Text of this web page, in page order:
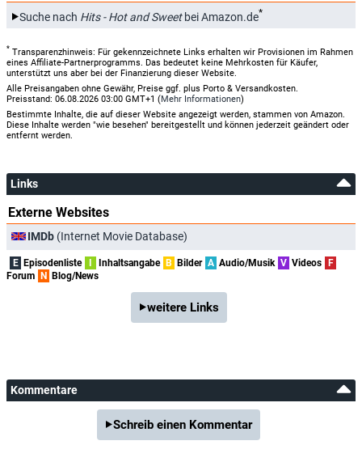
Suche nach Hits - Hot and Sweetbei Amazon.de*
* Transparenzhinweis: Für gekennzeichnete Links erhalten wir Provisionen im Rahmen
eines Affiliate-Partnerprogramms. Das bedeutet keine Mehrkosten für Käufer,
unterstützt uns aber bei der Finanzierung dieser Website.
Alle Preisangaben ohne Gewähr, Preise ggf. plus Porto & Versandkosten.
Preisstand: 06.08.2026 03:00 GMT+1 (Mehr Informationen)
Bestimmte Inhalte, die auf dieser Website angezeigt werden, stammen von Amazon.
Diese Inhalte werden "wie besehen" bereitgestellt und können jederzeit geändert oder
entfernt werden.
Links
Externe Websites
IMDb (Internet Movie Database)
E Episodenliste I Inhaltsangabe B Bilder A Audio/Musik V Videos F
Forum N Blog/News
weitere Links
Kommentare
Schreib einen Kommentar